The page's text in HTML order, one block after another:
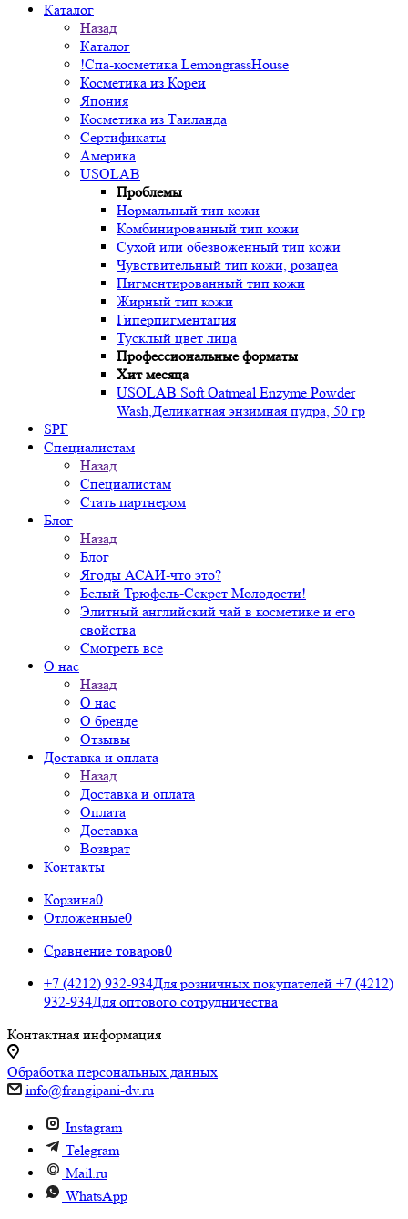
Каталог
Назад
Каталог
!Спа-косметика LemongrassHouse
Косметика из Кореи
Япония
Косметика из Таиланда
Сертификаты
Америка
USOLAB
Проблемы
Нормальный тип кожи
Комбинированный тип кожи
Сухой или обезвоженный тип кожи
Чувствительный тип кожи, розацеа
Пигментированный тип кожи
Жирный тип кожи
Гиперпигментация
Тусклый цвет лица
Профессиональные форматы
Хит месяца
USOLAB Soft Oatmeal Enzyme Powder
Wash,Деликатная энзимная пудра, 50 гр
SPF
Специалистам
Назад
Специалистам
Стать партнером
Блог
Назад
Блог
Ягоды АСАИ-что это?
Белый Трюфель-Секрет Молодости!
Элитный английский чай в косметике и его
свойства
Смотреть все
О нас
Назад
О нас
О бренде
Отзывы
Доставка и оплата
Назад
Доставка и оплата
Оплата
Доставка
Возврат
Контакты
Корзина0
Отложенные0
Сравнение товаров0
+7 (4212) 932-934Для розничных покупателей +7 (4212)
932-934Для оптового сотрудничества
Контактная информация
Обработка персональных данных
info@frangipani-dv.ru
Instagram
Telegram
Mail.ru
WhatsApp